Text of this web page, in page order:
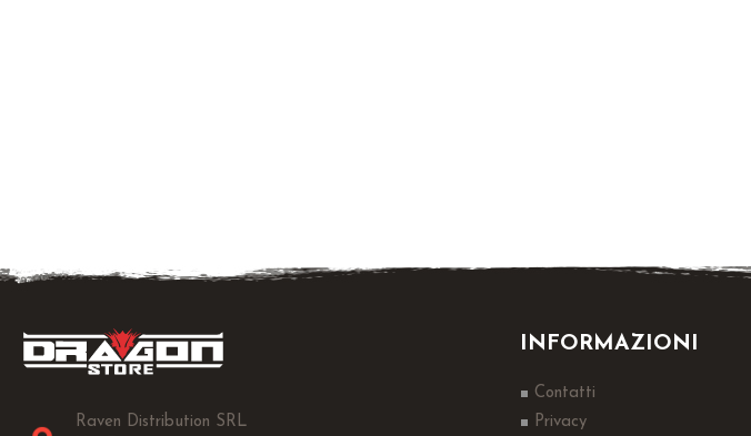
Raven Distribution SRL
INFORMAZIONI
Contatti
Privacy